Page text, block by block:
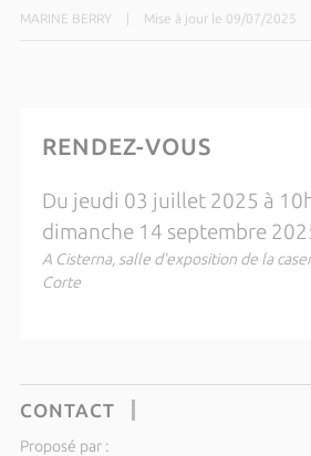
MARINE BERRY Mise à jour le 09/07/2025
RENDEZ-VOUS
Du jeudi 03 juillet 2025 à
dimanche 14 septembre
A Cisterna, salle d’exposition de la
Corte
CONTACT
Proposé par :